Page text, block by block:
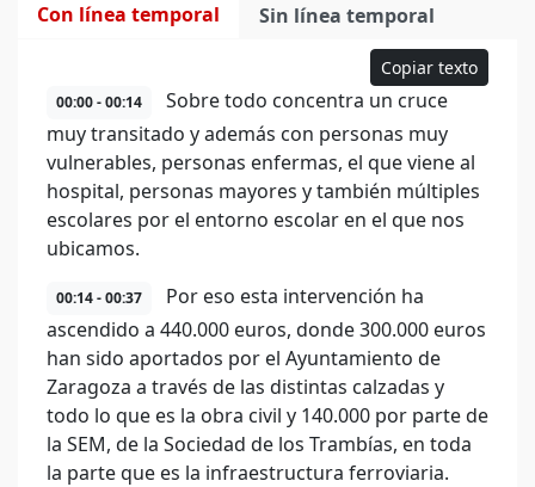
Con línea temporal Sin línea temporal
Copiar texto
00:00 - 00:14
Sobre todo concentra un cruce
muy transitado y además con personas muy
vulnerables, personas enfermas, el que viene al
hospital, personas mayores y también múltiples
escolares por el entorno escolar en el que nos
ubicamos.
00:14 - 00:37
Por eso esta intervención ha
ascendido a 440.000 euros, donde 300.000 euros
han sido aportados por el Ayuntamiento de
Zaragoza a través de las distintas calzadas y
todo lo que es la obra civil y 140.000 por parte de
la SEM, de la Sociedad de los Trambías, en toda
la parte que es la infraestructura ferroviaria.